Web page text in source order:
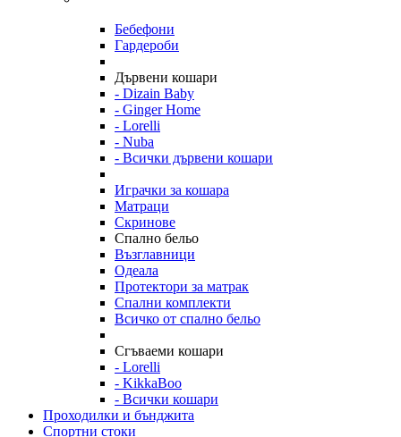
Бебефони
Гардероби
Дървени кошари
- Dizain Baby
- Ginger Home
- Lorelli
- Nuba
- Всички дървени кошари
Играчки за кошара
Матраци
Скринове
Спално бельо
Възглавници
Одеала
Протектори за матрак
Спални комплекти
Всичко от спално бельо
Сгъваеми кошари
- Lorelli
- KikkaBoo
- Всички кошари
Проходилки и бънджита
Спортни стоки